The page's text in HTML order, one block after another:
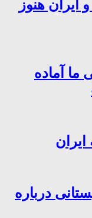
ایران هنوز
ما آماده
درباره